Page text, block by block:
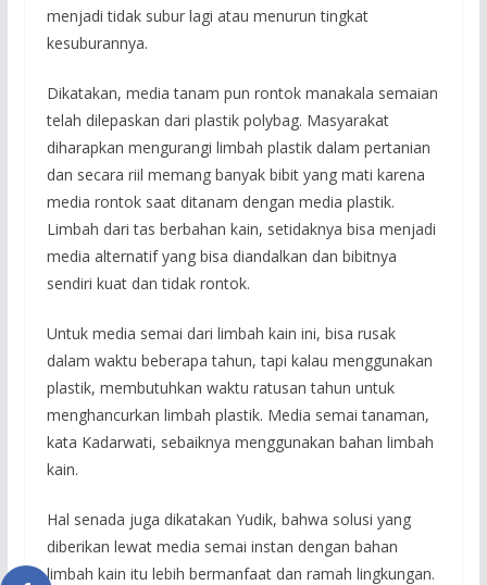
menjadi tidak subur lagi atau menurun tingkat
kesuburannya.
Dikatakan, media tanam pun rontok manakala semaian
telah dilepaskan dari plastik polybag. Masyarakat
diharapkan mengurangi limbah plastik dalam pertanian
dan secara riil memang banyak bibit yang mati karena
media rontok saat ditanam dengan media plastik.
Limbah dari tas berbahan kain, setidaknya bisa menjadi
media alternatif yang bisa diandalkan dan bibitnya
sendiri kuat dan tidak rontok.
Untuk media semai dari limbah kain ini, bisa rusak
dalam waktu beberapa tahun, tapi kalau menggunakan
plastik, membutuhkan waktu ratusan tahun untuk
menghancurkan limbah plastik. Media semai tanaman,
kata Kadarwati, sebaiknya menggunakan bahan limbah
kain.
Hal senada juga dikatakan Yudik, bahwa solusi yang
diberikan lewat media semai instan dengan bahan
limbah kain itu lebih bermanfaat dan ramah lingkungan.